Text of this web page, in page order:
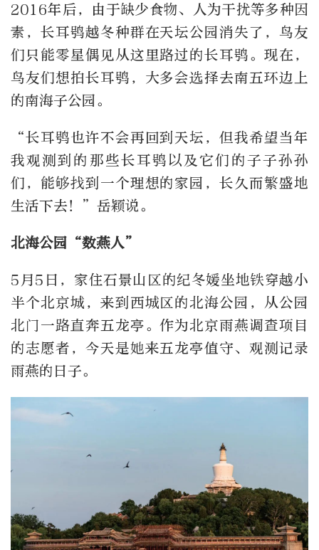
2016年后，由于缺少食物、人为干扰等多种因
素，长耳鸮越冬种群在天坛公园消失了，鸟友
们只能零星偶见从这里路过的长耳鸮。现在，
鸟友们想拍长耳鸮，大多会选择去南五环边上
的南海子公园。
“长耳鸮也许不会再回到天坛，但我希望当年
我观测到的那些长耳鸮以及它们的子子孙孙
们，能够找到一个理想的家园，长久而繁盛地
生活下去！”岳颖说。
北海公园“数燕人”
5月5日，家住石景山区的纪冬媛坐地铁穿越小
半个北京城，来到西城区的北海公园，从公园
北门一路直奔五龙亭。作为北京雨燕调查项目
的志愿者，今天是她来五龙亭值守、观测记录
雨燕的日子。